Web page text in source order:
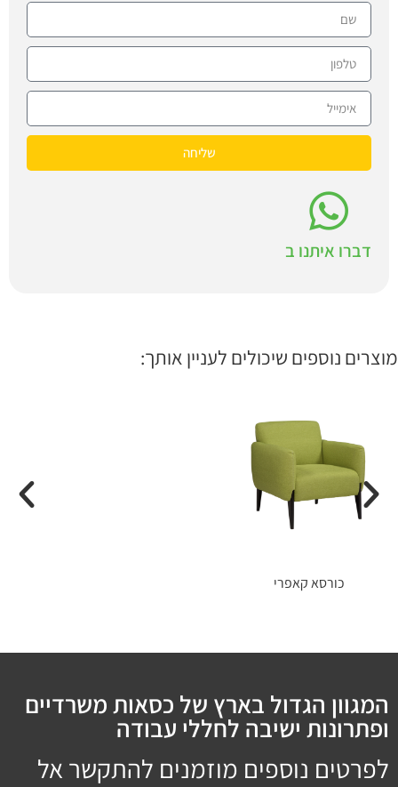
שליחה
דברו איתנו ב
מוצרים נוספים שיכולים לעניין אותך:
כורסא קאפרי
המגוון הגדול בארץ של כסאות משרדיים
ופתרונות ישיבה לחללי עבודה
לפרטים נוספים מוזמנים להתקשר אל